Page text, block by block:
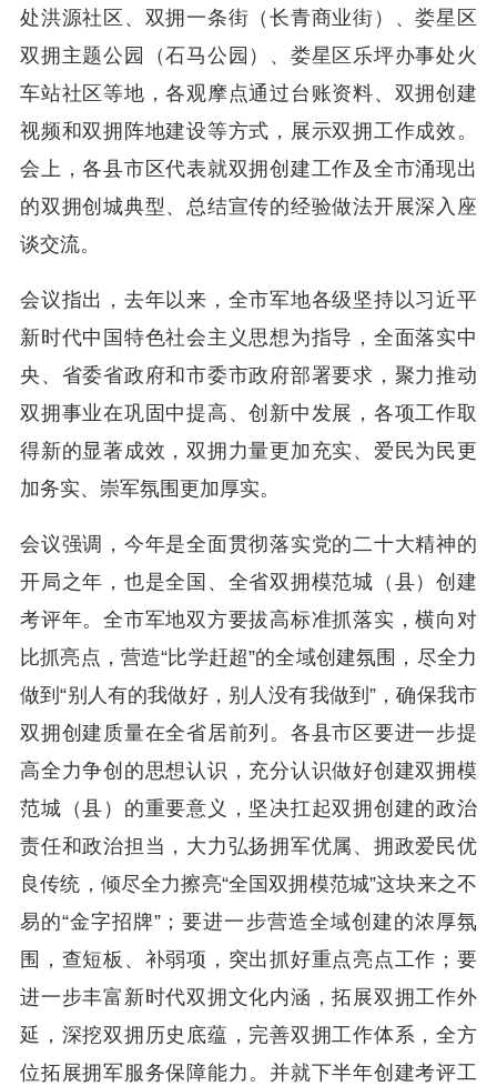
处洪源社区、双拥一条街（长青商业街）、娄星区
双拥主题公园（石马公园）、娄星区乐坪办事处火
车站社区等地，各观摩点通过台账资料、双拥创建
视频和双拥阵地建设等方式，展示双拥工作成效。
会上，各县市区代表就双拥创建工作及全市涌现出
的双拥创城典型、总结宣传的经验做法开展深入座
谈交流。
会议指出，去年以来，全市军地各级坚持以习近平
新时代中国特色社会主义思想为指导，全面落实中
央、省委省政府和市委市政府部署要求，聚力推动
双拥事业在巩固中提高、创新中发展，各项工作取
得新的显著成效，双拥力量更加充实、爱民为民更
加务实、崇军氛围更加厚实。
会议强调，今年是全面贯彻落实党的二十大精神的
开局之年，也是全国、全省双拥模范城（县）创建
考评年。全市军地双方要拔高标准抓落实，横向对
比抓亮点，营造“比学赶超”的全域创建氛围，尽全力
做到“别人有的我做好，别人没有我做到”，确保我市
双拥创建质量在全省居前列。各县市区要进一步提
高全力争创的思想认识，充分认识做好创建双拥模
范城（县）的重要意义，坚决扛起双拥创建的政治
责任和政治担当，大力弘扬拥军优属、拥政爱民优
良传统，倾尽全力擦亮“全国双拥模范城”这块来之不
易的“金字招牌”；要进一步营造全域创建的浓厚氛
围，查短板、补弱项，突出抓好重点亮点工作；要
进一步丰富新时代双拥文化内涵，拓展双拥工作外
延，深挖双拥历史底蕴，完善双拥工作体系，全方
位拓展拥军服务保障能力。并就下半年创建考评工